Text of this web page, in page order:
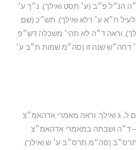
הנ״ל פ״ב (ע׳ תסט ואילך). נ״ך ע׳
ח״א ע׳ רלא ואילך). תש״כ (שם
וראה ד״ה לא תהי׳ משכלה דש״פ
דחה״ש שנה זו (סה״מ שמות ח״ב ע׳
ל, ג ואילך. וראה מאמרי אדהאמ״צ
– ד״ה ושבתה במאמרי אדהאמ״צ
(סה״מ תרס״ב ע׳ ש ואילך).